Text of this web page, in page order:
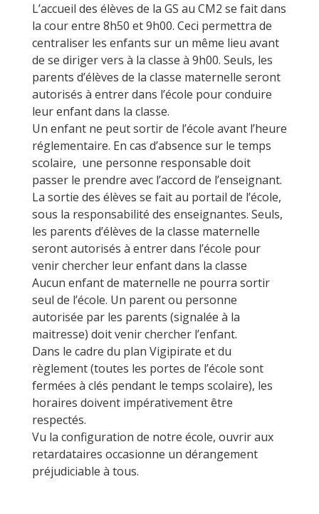
L’accueil des élèves de la GS au CM2 se fait dans
la cour entre 8h50 et 9h00. Ceci permettra de
centraliser les enfants sur un même lieu avant
de se diriger vers à la classe à 9h00. Seuls, les
parents d’élèves de la classe maternelle seront
autorisés à entrer dans l’école pour conduire
leur enfant dans la classe.
Un enfant ne peut sortir de l’école avant l’heure
réglementaire. En cas d’absence sur le temps
scolaire, une personne responsable doit
passer le prendre avec l’accord de l’enseignant.
La sortie des élèves se fait au portail de l’école,
sous la responsabilité des enseignantes. Seuls,
les parents d’élèves de la classe maternelle
seront autorisés à entrer dans l’école pour
venir chercher leur enfant dans la classe
Aucun enfant de maternelle ne pourra sortir
seul de l’école. Un parent ou personne
autorisée par les parents (signalée à la
maitresse) doit venir chercher l’enfant.
Dans le cadre du plan Vigipirate et du
règlement (toutes les portes de l’école sont
fermées à clés pendant le temps scolaire), les
horaires doivent impérativement être
respectés.
Vu la configuration de notre école, ouvrir aux
retardataires occasionne un dérangement
préjudiciable à tous.